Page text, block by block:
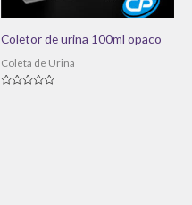
Coletor de urina 100ml opaco
Coleta de Urina